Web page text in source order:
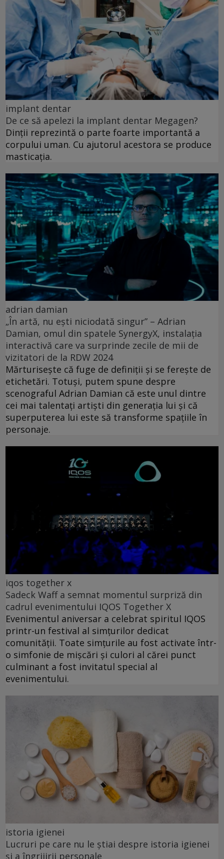
implant dentar
De ce să apelezi la implant dentar Megagen?
Dinții reprezintă o parte foarte importantă a
corpului uman. Cu ajutorul acestora se produce
masticația.
adrian damian
„În artă, nu ești niciodată singur” – Adrian
Damian, omul din spatele SynergyX, instalația
interactivă care va surprinde zecile de mii de
vizitatori de la RDW 2024
Mărturisește că fuge de definiții și se ferește de
etichetări. Totuşi, putem spune despre
scenograful Adrian Damian că este unul dintre
cei mai talentați artiști din generația lui și că
superputerea lui este să transforme spațiile în
personaje.
iqos together x
Sadeck Waff a semnat momentul surpriză din
cadrul evenimentului IQOS Together X
Evenimentul aniversar a celebrat spiritul IQOS
printr-un festival al simțurilor dedicat
comunității. Toate simțurile au fost activate într-
o simfonie de mișcări și culori al cărei punct
culminant a fost invitatul special al
evenimentului.
istoria igienei
Lucruri pe care nu le știai despre istoria igienei
și a îngrijirii personale